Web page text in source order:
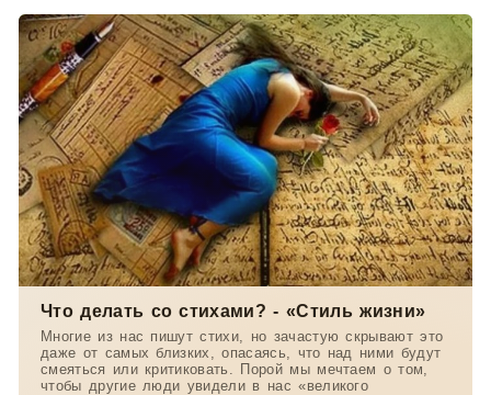
Что делать со стихами? - «Стиль жизни»
Многие из нас пишут стихи, но зачастую скрывают это
даже от самых близких, опасаясь, что над ними будут
смеяться или критиковать. Порой мы мечтаем о том,
чтобы другие люди увидели в нас «великого